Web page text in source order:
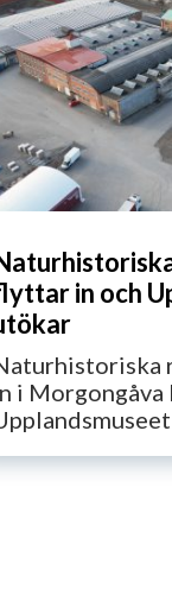
in och
i Morgongåva